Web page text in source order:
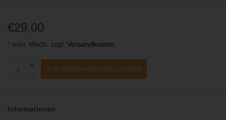
€29,00
* exkl. MwSt. zzgl. Versandkosten
+
-
ZUM WARENKORB HINZUFÜGEN
Informationen